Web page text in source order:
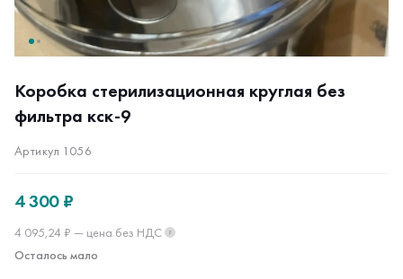
Коробка стерилизационная круглая без
фильтра кск-9
Артикул 1056
4 300 ₽
4 095,24 ₽ — цена без НДС ?
Осталось мало